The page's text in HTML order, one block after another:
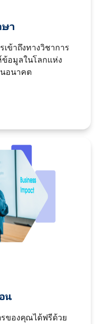
า
เข้าถึงทางวิชาการ
ข้อมูลในโลกแห่ง
อนาคต
น
ของคุณได้ฟรีด้วย